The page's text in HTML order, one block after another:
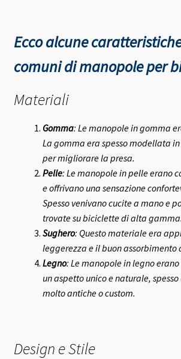
Ecco alcune
comuni di manopole per
Materiali
Gomma: Le manopole in gomma
La gomma era spesso modellata
per migliorare la presa.
Pelle: Le manopole in pelle erano
e offrivano una sensazione
Spesso venivano cucite a mano e
trovate su biciclette di alta gamma.
Sughero: Questo materiale era
leggerezza e il buon assorbimento
Legno: Le manopole in legno
un aspetto unico e naturale,
molto antiche o custom.
Design e Stile